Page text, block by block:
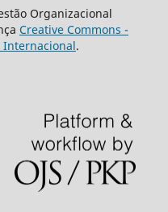
Organizacional
Creative Commons -
Internacional.